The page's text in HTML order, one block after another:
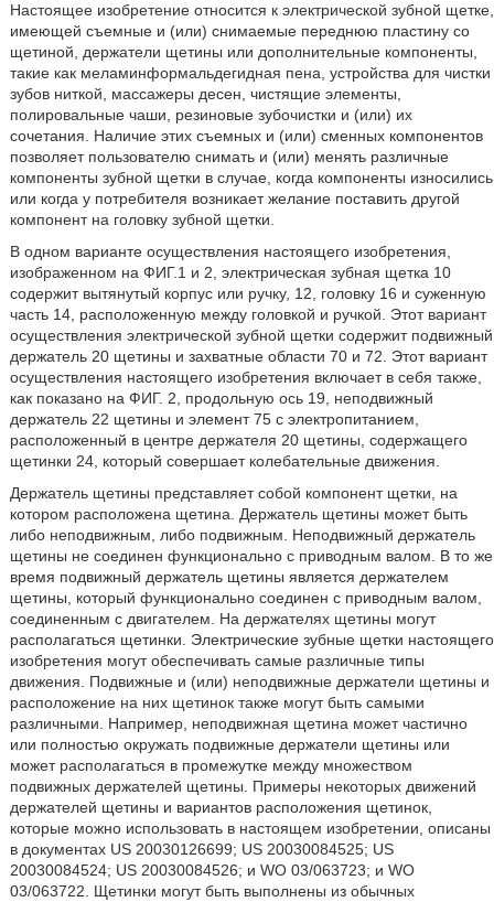
Настоящее изобретение относится к электрической зубной щетке,
имеющей съемные и (или) снимаемые переднюю пластину со
щетиной, держатели щетины или дополнительные компоненты,
такие как меламинформальдегидная пена, устройства для чистки
зубов ниткой, массажеры десен, чистящие элементы,
полировальные чаши, резиновые зубочистки и (или) их
сочетания. Наличие этих съемных и (или) сменных компонентов
позволяет пользователю снимать и (или) менять различные
компоненты зубной щетки в случае, когда компоненты износились
или когда у потребителя возникает желание поставить другой
компонент на головку зубной щетки.
В одном варианте осуществления настоящего изобретения,
изображенном на ФИГ.1 и 2, электрическая зубная щетка 10
содержит вытянутый корпус или ручку, 12, головку 16 и суженную
часть 14, расположенную между головкой и ручкой. Этот вариант
осуществления электрической зубной щетки содержит подвижный
держатель 20 щетины и захватные области 70 и 72. Этот вариант
осуществления настоящего изобретения включает в себя также,
как показано на ФИГ. 2, продольную ось 19, неподвижный
держатель 22 щетины и элемент 75 с электропитанием,
расположенный в центре держателя 20 щетины, содержащего
щетинки 24, который совершает колебательные движения.
Держатель щетины представляет собой компонент щетки, на
котором расположена щетина. Держатель щетины может быть
либо неподвижным, либо подвижным. Неподвижный держатель
щетины не соединен функционально с приводным валом. В то же
время подвижный держатель щетины является держателем
щетины, который функционально соединен с приводным валом,
соединенным с двигателем. На держателях щетины могут
располагаться щетинки. Электрические зубные щетки настоящего
изобретения могут обеспечивать самые различные типы
движения. Подвижные и (или) неподвижные держатели щетины и
расположение на них щетинок также могут быть самыми
различными. Например, неподвижная щетина может частично
или полностью окружать подвижные держатели щетины или
может располагаться в промежутке между множеством
подвижных держателей щетины. Примеры некоторых движений
держателей щетины и вариантов расположения щетинок,
которые можно использовать в настоящем изобретении, описаны
в документах US 20030126699; US 20030084525; US
20030084524; US 20030084526; и WO 03/063723; и WO
03/063722. Щетинки могут быть выполнены из обычных